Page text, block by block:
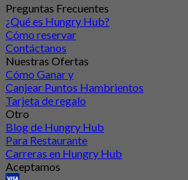
Preguntas Frecuentes
¿Qué es Hungry Hub?
Cómo reservar
Contáctanos
Nuestras Ofertas
Cómo Ganar y
Canjear Puntos Hambrientos
Tarjeta de regalo
Otro
Blog de Hungry Hub
Para Restaurante
Carreras en Hungry Hub
Aceptamos